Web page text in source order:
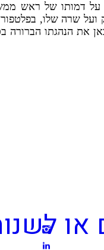
דמותו של ראש
ועל שרה שלו,
את הנהגתו הברורה
או